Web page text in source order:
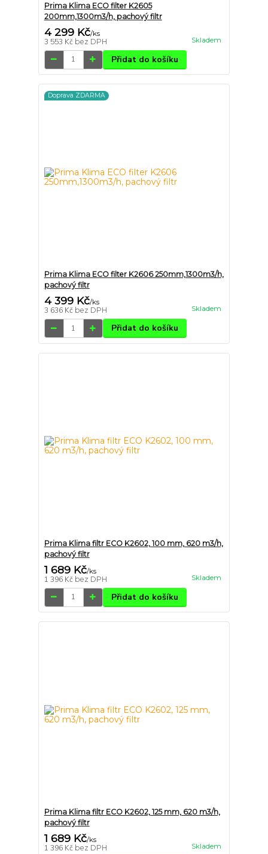
Prima Klima ECO filter K2605
200mm,1300m3/h, pachový filtr
4 299 Kč/ks
3 553 Kč bez DPH Skladem
Přidat do košíku
Doprava ZDARMA
Prima Klima ECO filter K2606 250mm,1300m3/h,
pachový filtr
4 399 Kč/ks
3 636 Kč bez DPH Skladem
Přidat do košíku
Prima Klima filtr ECO K2602, 100 mm, 620 m3/h,
pachový filtr
1 689 Kč/ks
1 396 Kč bez DPH Skladem
Přidat do košíku
Prima Klima filtr ECO K2602, 125 mm, 620 m3/h,
pachový filtr
1 689 Kč/ks
1 396 Kč bez DPH Skladem